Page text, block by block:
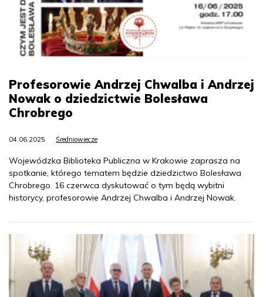
Profesorowie Andrzej Chwalba i Andrzej
Nowak o dziedzictwie Bolesława
Chrobrego
04.06.2025 Średniowiecze
Wojewódzka Biblioteka Publiczna w Krakowie zaprasza na
spotkanie, którego tematem będzie dziedzictwo Bolesława
Chrobrego. 16 czerwca dyskutować o tym będą wybitni
historycy, profesorowie Andrzej Chwalba i Andrzej Nowak.